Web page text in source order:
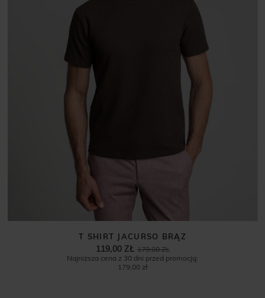
T SHIRT JACURSO BRĄZ
179,00 ZŁ
119,00 ZŁ
Najniższa cena z 30 dni przed promocją:
179,00 zł